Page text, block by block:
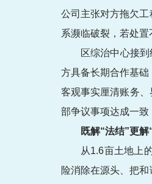
公司主张对方拖欠
系濒临破裂，若处
区综治中心接
方具备长期合作基
客观事实厘清账务
部争议事项达成一致
既解“法结”更
从1.6亩土地上
险消除在源头、把